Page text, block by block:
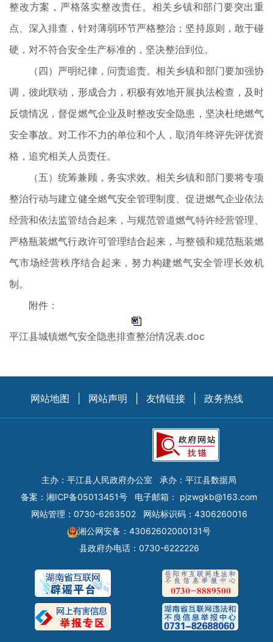
整改方案，严格落实整改责任。相关乡镇和部门要突出重
点、深入排查，针对薄弱环节严格整治；坚持原则，敢于碰
硬，对不符合安全生产标准的，坚决整治到位。
（四）严明纪律，问责追责。相关乡镇和部门要加强协
调，彼此联动，形成合力，积极有效地开展执法检查，及时
反馈情况，督促燃气企业及时整改安全隐患，坚决杜绝燃气
安全事故。对工作不力的单位和个人，取消年终评先评优资
格，追究相关人员责任。
（五）统筹兼顾，务实求效。相关乡镇和部门要将专项
整治行动与建立健全燃气安全管理制度、促进燃气企业依法
经营和依法监管结合起来，与规范管道燃气特许经营管理、
严格瓶装燃气行政许可管理结合起来，与整顿和规范瓶装燃
气市场经营秩序结合起来，努力构建燃气安全管理长效机
制。
附件：
平江县城镇燃气安全隐患排查整治情况表.doc
网站地图 网站声明 友情链接 政务热线
主办：平江县人民政府办公室
承办：平江县数据局
备案： 湘ICP备05013451号 电子邮箱： pjzwgkb@163.com
网站管理：0730-6263502
网站标识码：4306260016
湘公网安备：43062602000131号
县政府办电话：0730-6222226